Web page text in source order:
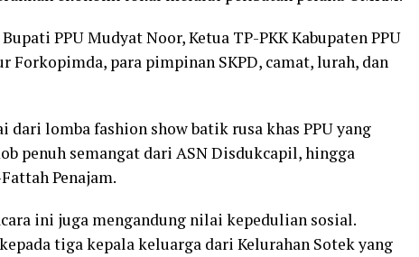
PPU Mudyat Noor, Ketua TP-PKK Kabupaten PPU
Forkopimda, para pimpinan SKPD, camat, lurah, dan
lomba fashion show batik rusa khas PPU yang
penuh semangat dari ASN Disdukcapil, hingga
Penajam.
ini juga mengandung nilai kepedulian sosial.
tiga kepala keluarga dari Kelurahan Sotek yang